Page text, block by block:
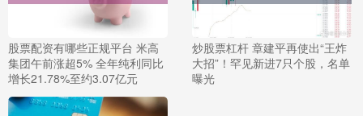
股票配资有哪些正规平台 米高
集团午前涨超5% 全年纯利同比
增长21.78%至约3.07亿元
炒股票杠杆 章建平再使出“王炸
大招”！罕见新进7只个股，名单
曝光